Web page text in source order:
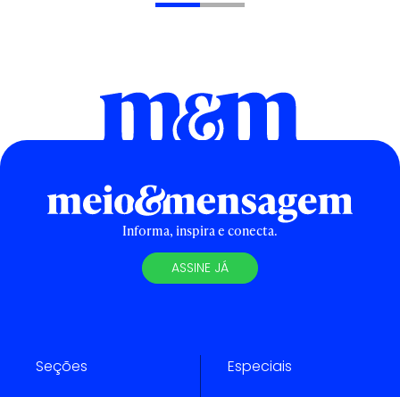
Informa, inspira e conecta.
ASSINE JÁ
Seções Especiais